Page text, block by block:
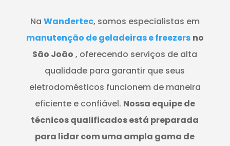
Na Wandertec, somos especialistas em
manutenção de geladeiras e freezers no
São João , oferecendo serviços de alta
qualidade para garantir que seus
eletrodomésticos funcionem de maneira
eficiente e confiável. Nossa equipe de
técnicos qualificados está preparada
para lidar com uma ampla gama de